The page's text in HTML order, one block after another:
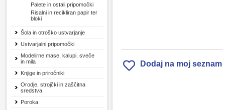
Palete in ostali pripomočki
Risalni in recikliran papir ter
bloki
Šola in otroško ustvarjanje
Ustvarjalni pripomočki
Modelirne mase, kalupi, sveče
in mila
Knjige in priročniki
Orodje, strojčki in zaščitna
sredstva
Poroka
Dodaj na moj seznam